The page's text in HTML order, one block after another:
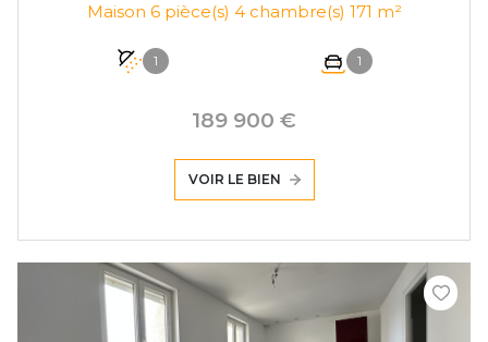
Maison 6 pièce(s) 4 chambre(s) 171 m²
1 1
189 900 €
VOIR LE BIEN